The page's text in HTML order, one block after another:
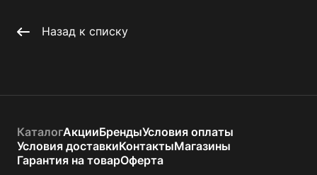
Назад к списку
КаталогАкцииБрендыУсловия оплаты
Условия доставкиКонтактыМагазины
Гарантия на товарОферта